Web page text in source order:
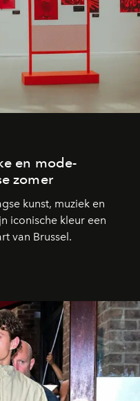
en mode-
zomer
kunst, muziek en
iconische kleur een
van Brussel.